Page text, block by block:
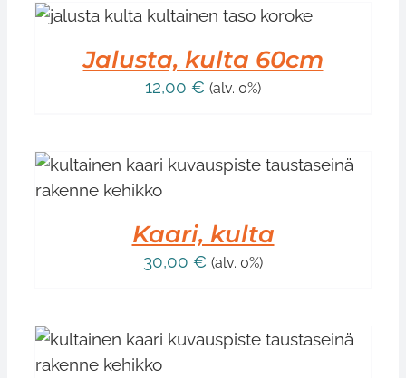
Jalusta, kulta 60cm
12,00 € (alv. 0%)
Kaari, kulta
30,00 € (alv. 0%)